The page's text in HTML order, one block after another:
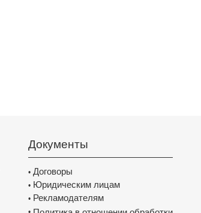
Документы
• Договоры
• Юридическим лицам
• Рекламодателям